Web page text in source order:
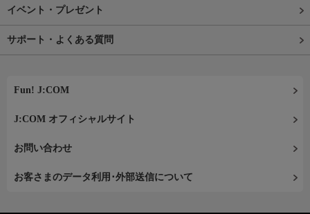
イベント・プレゼント
サポート・よくある質問
Fun! J:COM
J:COM オフィシャルサイト
お問い合わせ
お客さまのデータ利用･外部送信について